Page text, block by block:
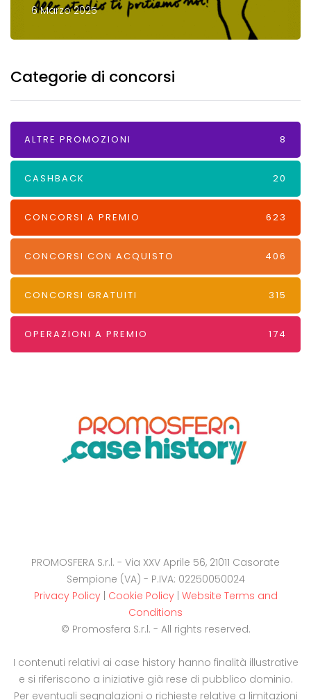
6 Marzo 2025
Categorie di concorsi
ALTRE PROMOZIONI 8
CASHBACK 20
CONCORSI A PREMIO 623
CONCORSI CON ACQUISTO 406
CONCORSI GRATUITI 315
OPERAZIONI A PREMIO 174
PROMOSFERA S.r.l. - Via XXV Aprile 56, 21011 Casorate
Sempione (VA) - P.IVA: 02250050024
Privacy Policy| Cookie Policy| Website Terms and
Conditions
© Promosfera S.r.l. - All rights reserved.
I contenuti relativi ai case history hanno finalità illustrative
e si riferiscono a iniziative già rese di pubblico dominio.
Per eventuali segnalazioni o richieste relative a limitazioni